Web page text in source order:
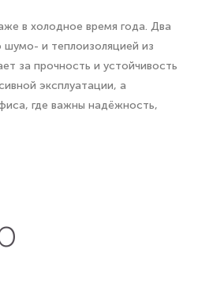
в холодное время года. Два
и теплоизоляцией из
за прочность и устойчивость
эксплуатации, а
где важны надёжность,